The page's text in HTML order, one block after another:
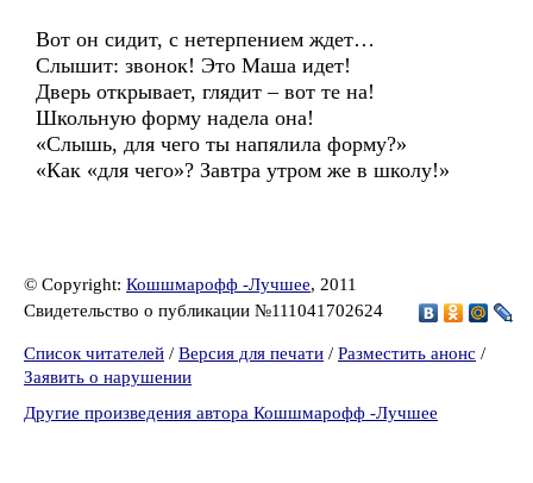
Вот он сидит, с нетерпением ждет…
Слышит: звонок! Это Маша идет!
Дверь открывает, глядит – вот те на!
Школьную форму надела она!
«Слышь, для чего ты напялила форму?»
«Как «для чего»? Завтра утром же в школу!»
© Copyright: Кошшмарофф -Лучшее, 2011
Свидетельство о публикации №111041702624
Список читателей / Версия для печати / Разместить анонс /
Заявить о нарушении
Другие произведения автора Кошшмарофф -Лучшее